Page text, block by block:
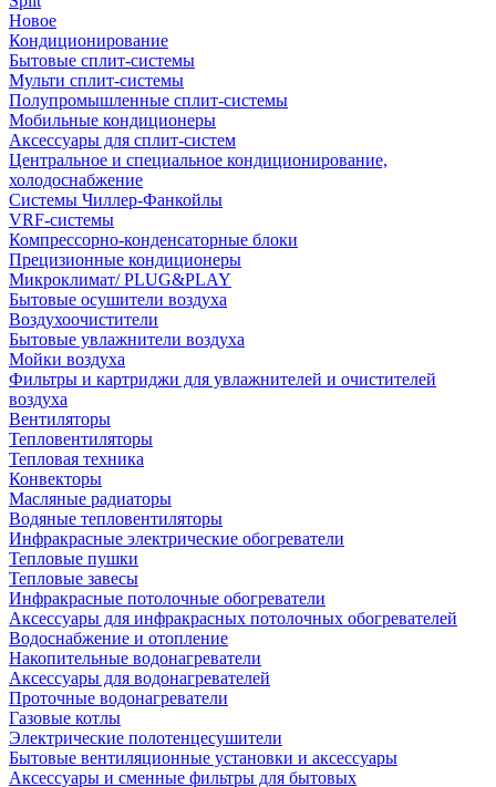
Новое
Кондиционирование
Бытовые сплит-системы
Мульти сплит-системы
Полупромышленные сплит-системы
Мобильные кондиционеры
Аксессуары для сплит-систем
Центральное и специальное кондиционирование,
холодоснабжение
Системы Чиллер-Фанкойлы
VRF-системы
Компрессорно-конденсаторные блоки
Прецизионные кондиционеры
Микроклимат/ PLUG&PLAY
Бытовые осушители воздуха
Воздухоочистители
Бытовые увлажнители воздуха
Мойки воздуха
Фильтры и картриджи для увлажнителей и очистителей
воздуха
Вентиляторы
Тепловентиляторы
Тепловая техника
Конвекторы
Масляные радиаторы
Водяные тепловентиляторы
Инфракрасные электрические обогреватели
Тепловые пушки
Тепловые завесы
Инфракрасные потолочные обогреватели
Аксессуары для инфракрасных потолочных обогревателей
Водоснабжение и отопление
Накопительные водонагреватели
Аксессуары для водонагревателей
Проточные водонагреватели
Газовые котлы
Электрические полотенцесушители
Бытовые вентиляционные установки и аксессуары
Аксессуары и сменные фильтры для бытовых